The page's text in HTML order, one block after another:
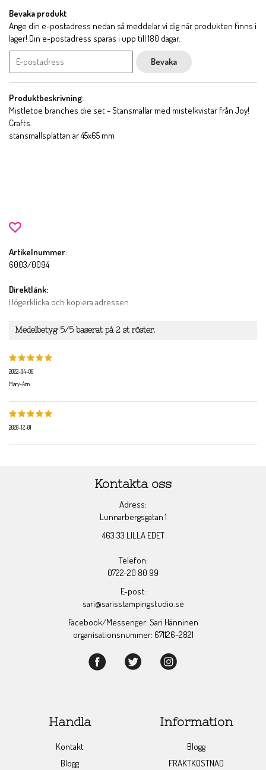
Bevaka produkt
Ange din e-postadress nedan så meddelar vi dig när produkten finns i
lager! Din e-postadress sparas i upp till 180 dagar.
Bevaka
Produktbeskrivning:
Mistletoe branches die set - Stansmallar med mistelkvistar från Joy!
Crafts.
stansmallsplattan är 45x65 mm
Artikelnummer:
6003/0094
Direktlänk:
Högerklicka och kopiera adressen
Medelbetyg 5/5 baserat på 2 st röster.
2022-04-06
Mary-Ann
2020-12-01
Kontakta oss
Adress:
Lunnarbergsgatan 1
463 33 LILLA EDET
Telefon:
0722-20 80 99
E-post:
sari@sarisstampingstudio.se
Facebook/Messenger: Sari Hänninen
organisationsnummer: 671126-2821
Handla
Kontakt
Blogg
Information
Blogg
FRAKTKOSTNAD